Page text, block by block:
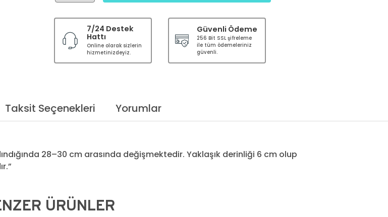
7/24 Destek
Hattı
Online olarak sizlerin
hizmetinizdeyiz.
Güvenli Ödeme
256 Bit SSL şifreleme
ile tüm ödemeleriniz
güvenli.
Taksit Seçenekleri Yorumlar
28–30 cm arasında değişmektedir. Yaklaşık derinliği 6 cm olup
ÜRÜNLER